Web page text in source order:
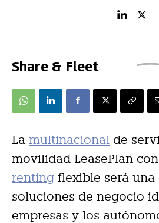
Share & Fleet
La multinacional de
movilidad LeasePlan
renting flexible será una
soluciones de negocio
empresas y los